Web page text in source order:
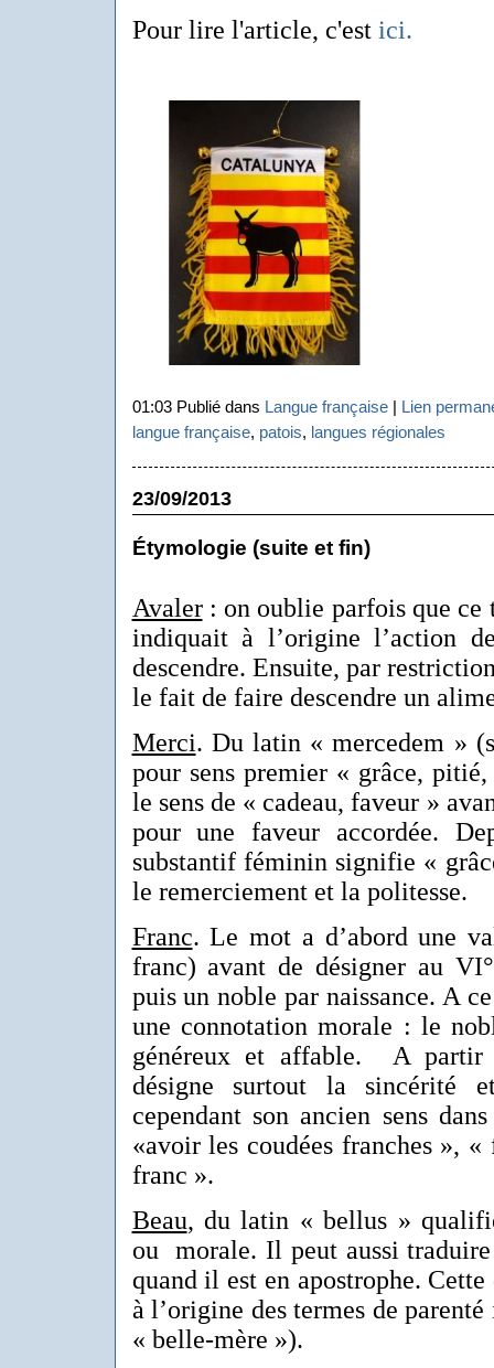
Pour lire l'article, c'est ici.
01:03 Publié dans Langue française| Lien
langue française, patois, langues régionales
23/09/2013
Étymologie (suite et fin)
Avaler: on oublie parfois que ce
indiquait à l’origine l’action
descendre. Ensuite, par
le fait de faire descendre un
Merci. Du latin « mercedem »
pour sens premier « grâce,
le sens de « cadeau, faveur »
pour une faveur accordée.
substantif féminin signifie «
le remerciement et la politesse.
Franc. Le mot a d’abord une
franc) avant de désigner au
puis un noble par naissance. A
une connotation morale : le
généreux et affable. A
désigne surtout la sincérité
cependant son ancien sens
«avoir les coudées franches »,
franc ».
Beau, du latin « bellus »
ou morale. Il peut aussi
quand il est en apostrophe.
à l’origine des termes de
« belle-mère »).